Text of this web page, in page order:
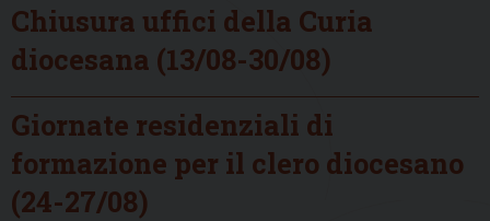
Chiusura uffici della Curia
diocesana (13/08-30/08)
Giornate residenziali di
formazione per il clero diocesano
(24-27/08)